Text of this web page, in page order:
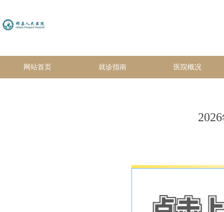
网站首页 就诊指南 医院概况